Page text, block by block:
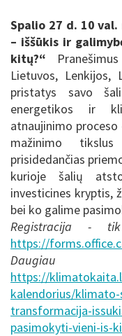
Spalio 27 d. 10
– iššūkis ir
kitų?“
Lietuvos,
pristatys savo
energetikos ir
atnaujinimo proceso
mažinimo
prisidedančias
kurioje šalių
investicines kryptis,
bei ko galime
Registracija -
https://
https://
kalendorius/
transformacija-
pasimokyti-vieni-is-